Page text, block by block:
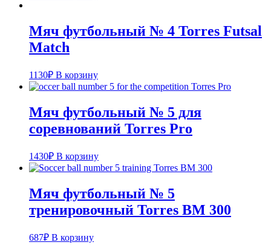
Мяч футбольный № 4 Torres Futsal
Match
1130₽ В корзину
Мяч футбольный № 5 для
соревнований Torres Pro
1430₽ В корзину
Мяч футбольный № 5
тренировочный Torres BM 300
687₽ В корзину